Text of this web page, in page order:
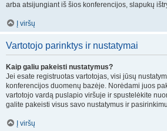
arba atsijungiant iš šios konferencijos, slapukų
Į viršų
Vartotojo parinktys ir nustatymai
Kaip galiu pakeisti nustatymus?
Jei esate registruotas vartotojas, visi jūsų
konferencijos duomenų bazėje. Norėdami juos
vartotojo vardą puslapio viršuje ir spustelėkite
galite pakeisti visus savo nustatymus ir
Į viršų